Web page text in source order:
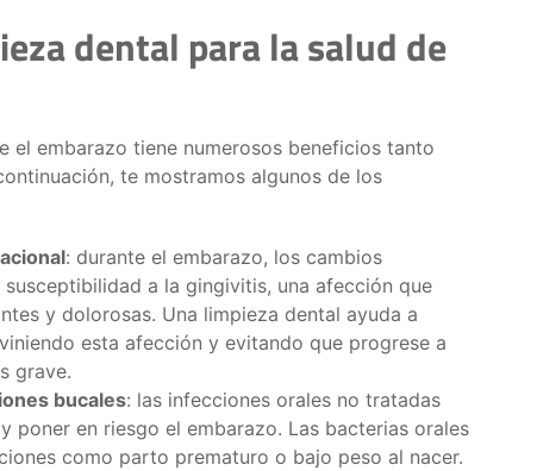
dental para la salud de
el embarazo tiene numerosos beneficios tanto
te mostramos algunos de los
: durante el embarazo, los cambios
a la gingivitis, una afección que
y dolorosas. Una limpieza dental ayuda a
esta afección y evitando que progrese a
grave.
bucales: las infecciones orales no tratadas
poner en riesgo el embarazo. Las bacterias orales
como parto prematuro o bajo peso al nacer.